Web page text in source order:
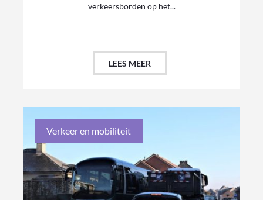
verkeersborden op het...
LEES MEER
Verkeer en mobiliteit